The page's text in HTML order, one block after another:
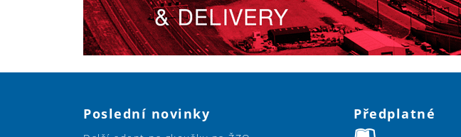
Poslední novinky Předplatné